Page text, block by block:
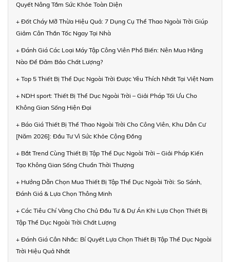
Quyết Nâng Tầm Sức Khỏe Toàn Diện
+ Đốt Cháy Mỡ Thừa Hiệu Quả: 7 Dụng Cụ Thể Thao Ngoài Trời Giúp
Giảm Cân Thần Tốc Ngay Tại Nhà
+ Đánh Giá Các Loại Máy Tập Công Viên Phổ Biến: Nên Mua Hãng
Nào Để Đảm Bảo Chất Lượng?
+ Top 5 Thiết Bị Thể Dục Ngoài Trời Được Yêu Thích Nhất Tại Việt Nam
+ NDH sport: Thiết Bị Thể Dục Ngoài Trời – Giải Pháp Tối Ưu Cho
Không Gian Sống Hiện Đại
+ Báo Giá Thiết Bị Thể Thao Ngoài Trời Cho Công Viên, Khu Dân Cư
[Năm 2026]: Đầu Tư Vì Sức Khỏe Cộng Đồng
+ Bắt Trend Cùng Thiết Bị Tập Thể Dục Ngoài Trời – Giải Pháp Kiến
Tạo Không Gian Sống Chuẩn Thời Thượng
+ Hướng Dẫn Chọn Mua Thiết Bị Tập Thể Dục Ngoài Trời: So Sánh,
Đánh Giá & Lựa Chọn Thông Minh
+ Các Tiêu Chí Vàng Cho Chủ Đầu Tư & Dự Án Khi Lựa Chọn Thiết Bị
Tập Thể Dục Ngoài Trời Chất Lượng
+ Đánh Giá Cân Nhắc: Bí Quyết Lựa Chọn Thiết Bị Tập Thể Dục Ngoài
Trời Hiệu Quả Nhất